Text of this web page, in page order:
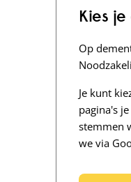
Kies
Op
Je kunt
pagina's
stemmen
we via